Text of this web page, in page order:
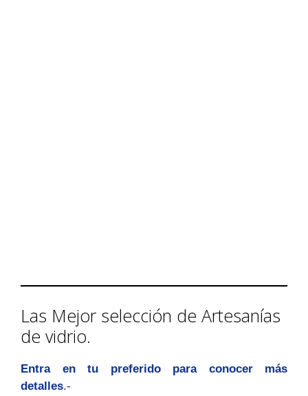
Las Mejor selección de Artesanías
de vidrio.
Entra en tu preferido para conocer más
detalles.-